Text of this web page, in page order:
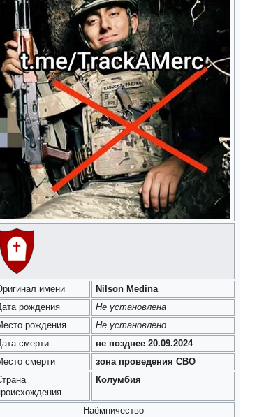
имени
Nilson Medina
рождения
Не установлена
рождения
Не установлено
смерти
не позднее 20.09.2024
смерти
зона проведения СВО
Колумбия
Наёмничество